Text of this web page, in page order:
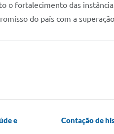
fortalecimento das
do país com a
e
Contação de